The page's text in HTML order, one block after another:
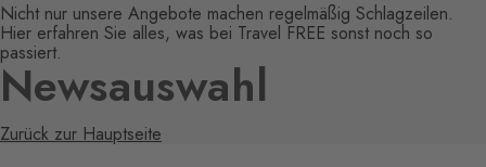
Nicht nur unsere Angebote machen regelmäßig Schlagzeilen.
Hier erfahren Sie alles, was bei Travel FREE sonst noch so
passiert.
Newsauswahl
Zurück zur Hauptseite